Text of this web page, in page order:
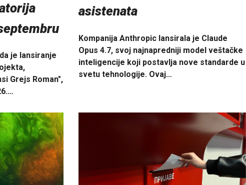
je lansiranje
Grejs Roman",
asistenata
Kompanija Anthropic lansirala je Claude
Opus 4.7, svoj najnapredniji model veštačke
inteligencije koji postavlja nove standarde u
svetu tehnologije. Ovaj…